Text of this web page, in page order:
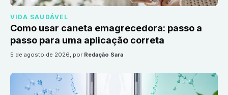
VIDA SAUDÁVEL
Como usar caneta emagrecedora: passo a
passo para uma aplicação correta
5 de agosto de 2026, por Redação Sara